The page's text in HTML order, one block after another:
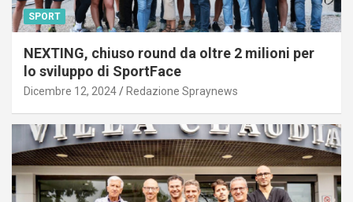
SPORT
NEXTING, chiuso round da oltre 2 milioni per
lo sviluppo di SportFace
Dicembre 12, 2024 Redazione Spraynews